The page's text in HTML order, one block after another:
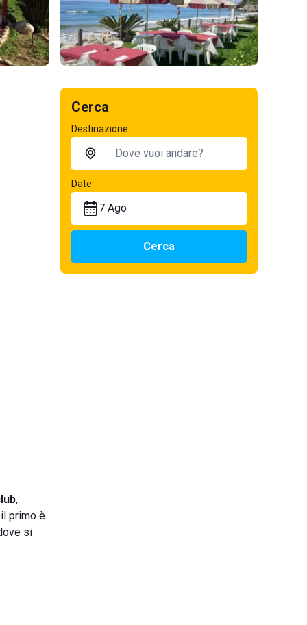
,
primo è
si
Cerca
Destinazione
Date
7 Ago
Cerca